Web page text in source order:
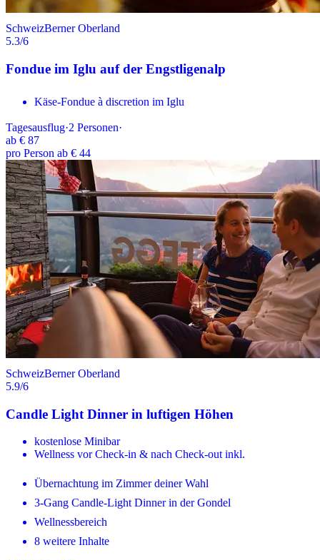
SchweizBerner Oberland
5.3/6
Fondue im Iglu auf der Engstligenalp
Käse-Fondue à discretion im Iglu
Tagesausflug·2 Personen·
ab € 87
pro Person ab € 44
SchweizBerner Oberland
5.9/6
Candle Light Dinner in luftigen Höhen
kostenlose Minibar
Wellness vor Check-in & nach Check-out inkl.
Übernachtung im Zimmer deiner Wahl
3-Gang Candle-Light Dinner in der Gondel
Wellnessbereich
8 weitere Inhalte